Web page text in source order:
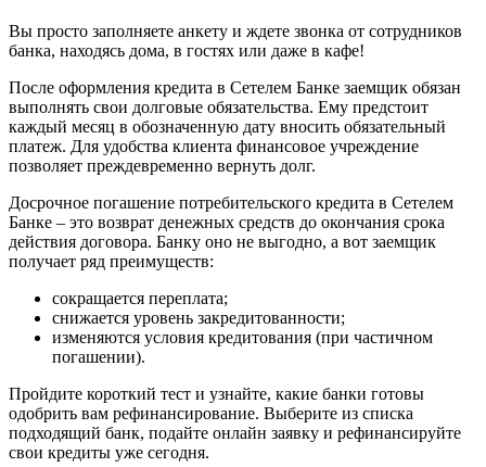
Вы просто заполняете анкету и ждете звонка от сотрудников
банка, находясь дома, в гостях или даже в кафе!
После оформления кредита в Сетелем Банке заемщик обязан
выполнять свои долговые обязательства. Ему предстоит
каждый месяц в обозначенную дату вносить обязательный
платеж. Для удобства клиента финансовое учреждение
позволяет преждевременно вернуть долг.
Досрочное погашение потребительского кредита в Сетелем
Банке – это возврат денежных средств до окончания срока
действия договора. Банку оно не выгодно, а вот заемщик
получает ряд преимуществ:
сокращается переплата;
снижается уровень закредитованности;
изменяются условия кредитования (при частичном
погашении).
Пройдите короткий тест и узнайте, какие банки готовы
одобрить вам рефинансирование. Выберите из списка
подходящий банк, подайте онлайн заявку и рефинансируйте
свои кредиты уже сегодня.